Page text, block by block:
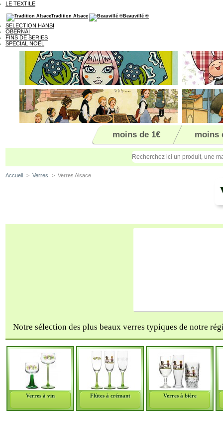
LE TEXTILE
Tradition Alsace Beauvillé ®
SELECTION HANSI
OBERNAI
FINS DE SERIES
SPECIAL NOËL
moins de 1€ moins
Accueil > Verres > Verres Alsace
Notre sélection des plus beaux verres typiques de notre
Verres à vin Flûtes à crémant Verres à bière